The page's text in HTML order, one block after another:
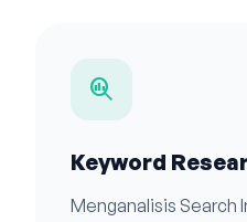
search_insights
Keyword
Menganalisis Search